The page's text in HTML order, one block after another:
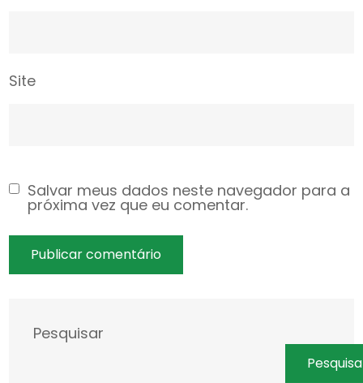
Site
Salvar meus dados neste navegador para a
próxima vez que eu comentar.
Pesquisar